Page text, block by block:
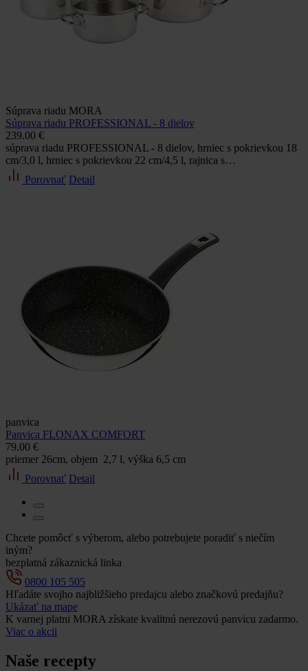
Súprava riadu MORA
Súprava riadu PROFESSIONAL - 8 dielov
239.00 €
súprava riadu PROFESSIONAL - 8 dielov, hrniec s pokrievkou 18
cm/3,0 l, hrniec s pokrievkou 22 cm/4,5 l, rajnica s…
Porovnať Detail
panvica
Panvica FLONAX COMFORT
79.00 €
priemer 26cm, objem 2,7 l, výška 6,5 cm
Porovnať Detail
Chcete pomôcť s výberom, alebo potrebujete poradiť s niečím
iným?
bezplatná zákaznická linka
0800 105 505
Hľadáte svojho najbližšieho predajcu alebo značkovú predajňu?
Ukázať na mape
K varnej platni MORA získate kvalitnú nerezovú panvicu zadarmo.
Viac o akcii
Naše recepty